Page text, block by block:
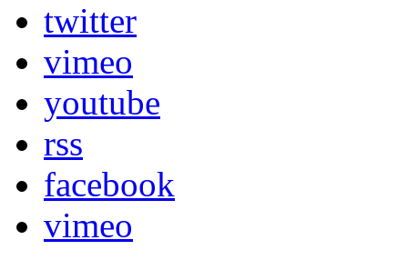
twitter
vimeo
youtube
rss
facebook
vimeo